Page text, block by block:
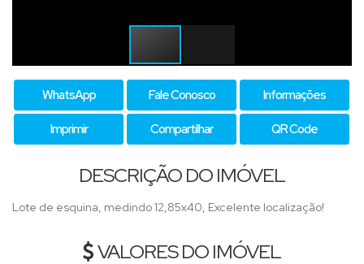
WhatsApp Fale Conosco Informações
Imprimir Compartilhar QR Code
DESCRIÇÃO DO IMÓVEL
Lote de esquina, medindo 12,85x40, Excelente localização!
VALORES DO IMÓVEL